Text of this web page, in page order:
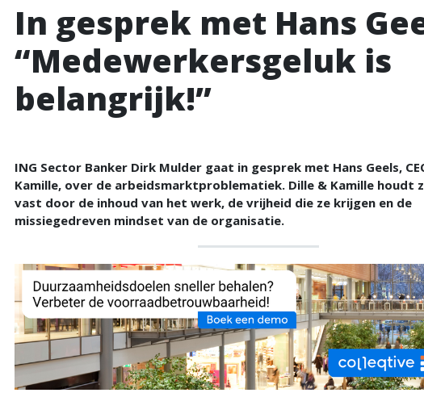
In gesprek met Hans
“Medewerkersgeluk is
belangrijk!”
ING Sector Banker Dirk Mulder gaat in gesprek met Hans Geels,
Kamille, over de arbeidsmarktproblematiek. Dille & Kamille houdt
vast door de inhoud van het werk, de vrijheid die ze krijgen en de
missiegedreven mindset van de organisatie.